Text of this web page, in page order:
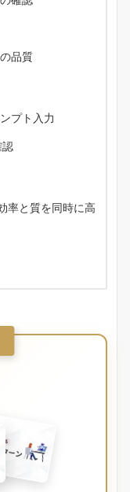
品質
プト入力
認
率と質を同時に高